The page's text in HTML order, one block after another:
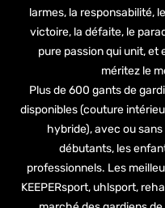
larmes, la responsabilité,
victoire, la défaite, le
pure passion qui unit, et
méritez le
Plus de 600 gants de
disponibles (couture
hybride), avec ou
débutants, les
professionnels. Les
KEEPERsport, uhlsport,